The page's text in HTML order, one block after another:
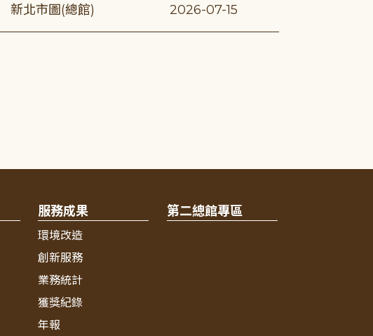
新北市圖(總館) 2026-07-15
服務成果
環境改造
創新服務
業務統計
獲獎紀錄
年報
第二總館專區